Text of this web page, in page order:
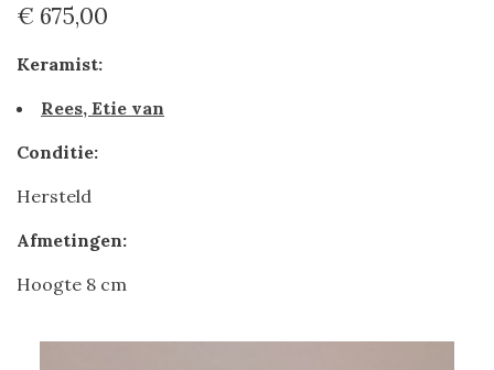
€ 675,00
Keramist:
Rees, Etie van
Conditie:
Hersteld
Afmetingen:
Hoogte 8 cm